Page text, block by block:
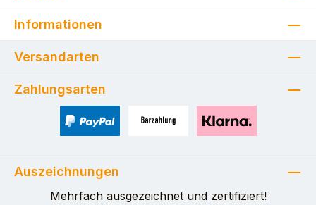
Informationen
Versandarten
Zahlungsarten
Auszeichnungen
Mehrfach ausgezeichnet und zertifiziert!